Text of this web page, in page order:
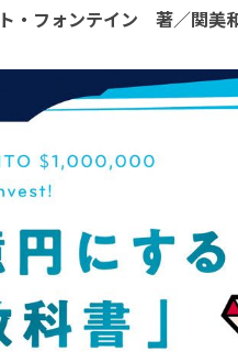
ト・フォンテイン 著／関